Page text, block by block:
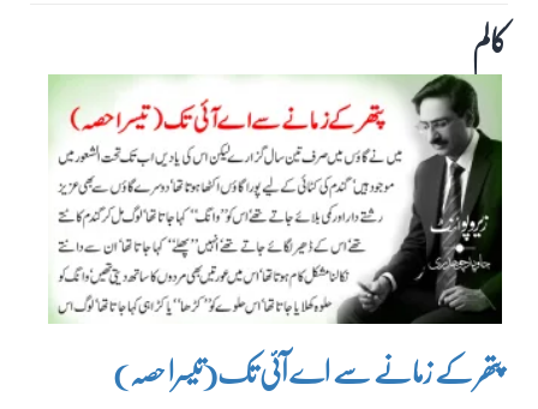
کالم
پتھر کے زمانے سے اے آئی تک(تیسرا حصہ)